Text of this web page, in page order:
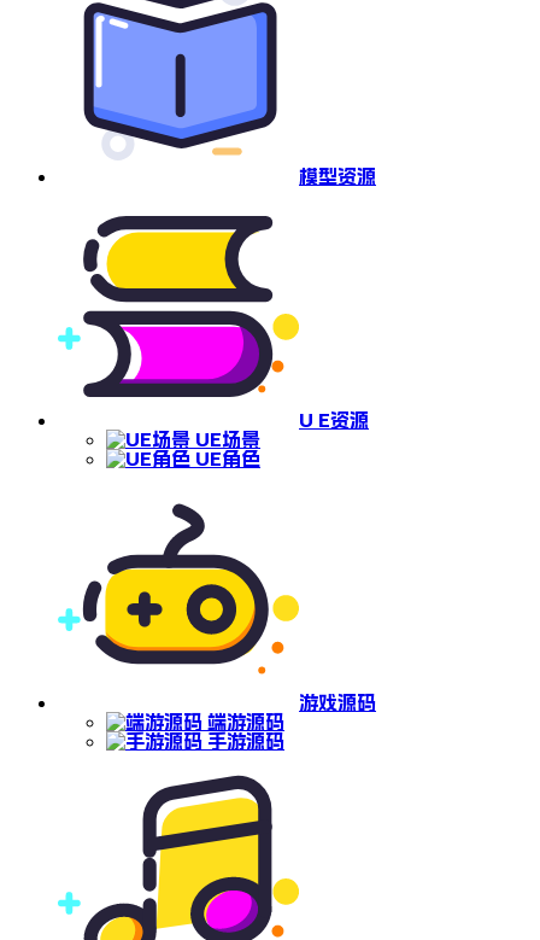
模型资源
U E资源
UE场景
UE角色
游戏源码
端游源码
手游源码